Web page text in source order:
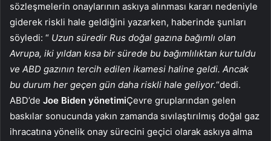
sözleşmelerin onaylarının askıya alınması kararı nedeniyle
giderek riskli hale geldiğini yazarken, haberinde şunları
söyledi: “ Uzun süredir Rus doğal gazına bağımlı olan
Avrupa, iki yıldan kısa bir sürede bu bağımlılıktan kurtuldu
ve ABD gazının tercih edilen ikamesi haline geldi. Ancak
bu durum her geçen gün daha riskli hale geliyor.“dedi.
ABD’de Joe Biden yönetimiÇevre gruplarından gelen
baskılar sonucunda yakın zamanda sıvılaştırılmış doğal gaz
ihracatına yönelik onay sürecini geçici olarak askıya alma